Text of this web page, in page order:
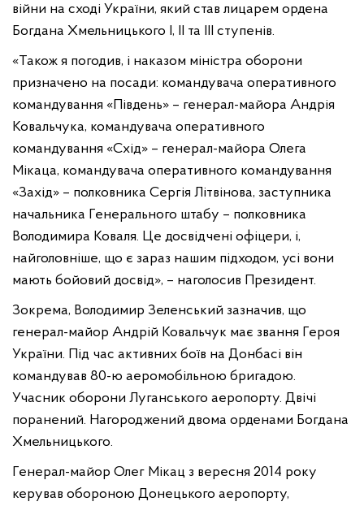
війни на сході України, який став лицарем ордена
Богдана Хмельницького І, ІІ та ІІІ ступенів.
«Також я погодив, і наказом міністра оборони
призначено на посади: командувача оперативного
командування «Південь» – генерал-майора Андрія
Ковальчука, командувача оперативного
командування «Схід» – генерал-майора Олега
Мікаца, командувача оперативного командування
«Захід» – полковника Сергія Літвінова, заступника
начальника Генерального штабу – полковника
Володимира Коваля. Це досвідчені офіцери, і,
найголовніше, що є зараз нашим підходом, усі вони
мають бойовий досвід», – наголосив Президент.
Зокрема, Володимир Зеленський зазначив, що
генерал-майор Андрій Ковальчук має звання Героя
України. Під час активних боїв на Донбасі він
командував 80-ю аеромобільною бригадою.
Учасник оборони Луганського аеропорту. Двічі
поранений. Нагороджений двома орденами Богдана
Хмельницького.
Генерал-майор Олег Мікац з вересня 2014 року
керував обороною Донецького аеропорту,